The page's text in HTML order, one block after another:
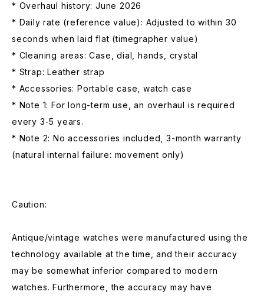
* Overhaul history: June 2026
* Daily rate (reference value): Adjusted to within 30
seconds when laid flat (timegrapher value)
* Cleaning areas: Case, dial, hands, crystal
* Strap: Leather strap
* Accessories: Portable case, watch case
* Note 1: For long-term use, an overhaul is required
every 3-5 years.
* Note 2: No accessories included, 3-month warranty
(natural internal failure: movement only)
Caution:
Antique/vintage watches were manufactured using the
technology available at the time, and their accuracy
may be somewhat inferior compared to modern
watches. Furthermore, the accuracy may have